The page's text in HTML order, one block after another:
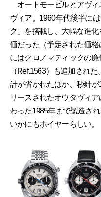
オートモービルとアヴィ
ヴィア。1960年代後半に
ク」を搭載し、大幅な進
価だった（予定された価
にはクロノマティックの
（Ref.1563）も追加され
計が省かれたほか、秒針
リースされたオウタヴィ
わった1985年まで製造さ
いかにもホイヤーらしい。